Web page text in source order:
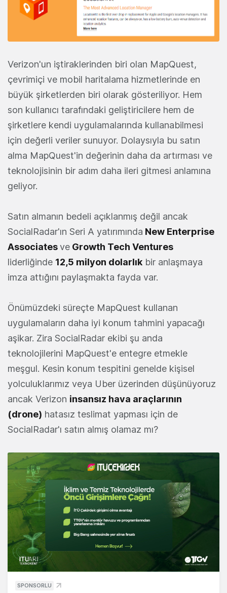
Verizon'un iştiraklerinden biri olan MapQuest,
çevrimiçi ve mobil haritalama hizmetlerinde en
büyük şirketlerden biri olarak gösteriliyor. Hem
son kullanıcı tarafındaki geliştiricilere hem de
şirketlere kendi uygulamalarında kullanabilmesi
için değerli veriler sunuyor. Dolaysıyla bu satın
alma MapQuest'in değerinin daha da artırması ve
teknolojisinin bir adım daha ileri gitmesi anlamına
geliyor.
Satın almanın bedeli açıklanmış değil ancak
SocialRadar'ın Seri A yatırımında New Enterprise
Associatesve Growth Tech Ventures
liderliğinde 12,5 milyon dolarlık bir anlaşmaya
imza attığını paylaşmakta fayda var.
Önümüzdeki süreçte MapQuest kullanan
uygulamaların daha iyi konum tahmini yapacağı
aşikar. Zira SocialRadar ekibi şu anda
teknolojilerini MapQuest'e entegre etmekle
meşgul. Kesin konum tespitini genelde kişisel
yolculuklarımız veya Uber üzerinden düşünüyoruz
ancak Verizon insansız hava araçlarının
(drone) hatasız teslimat yapması için de
SocialRadar'ı satın almış olamaz mı?
SPONSORLU